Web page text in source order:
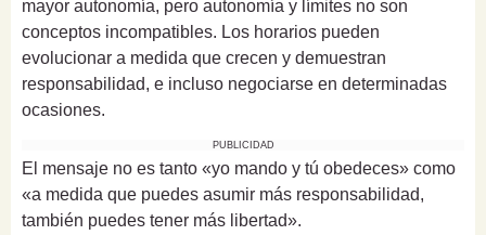
mayor autonomía, pero autonomía y límites no son
conceptos incompatibles. Los horarios pueden
evolucionar a medida que crecen y demuestran
responsabilidad, e incluso negociarse en determinadas
ocasiones.
PUBLICIDAD
El mensaje no es tanto «yo mando y tú obedeces» como
«a medida que puedes asumir más responsabilidad,
también puedes tener más libertad».